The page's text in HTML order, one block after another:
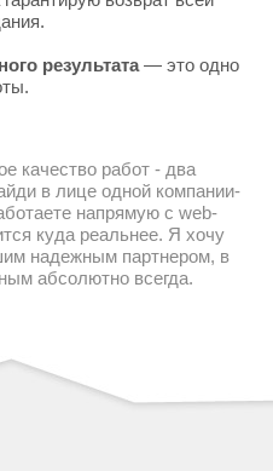
результата— это одно
качество работ - два
в лице одной компании-
напрямую с web-
куда реальнее. Я хочу
надежным партнером, в
абсолютно всегда.